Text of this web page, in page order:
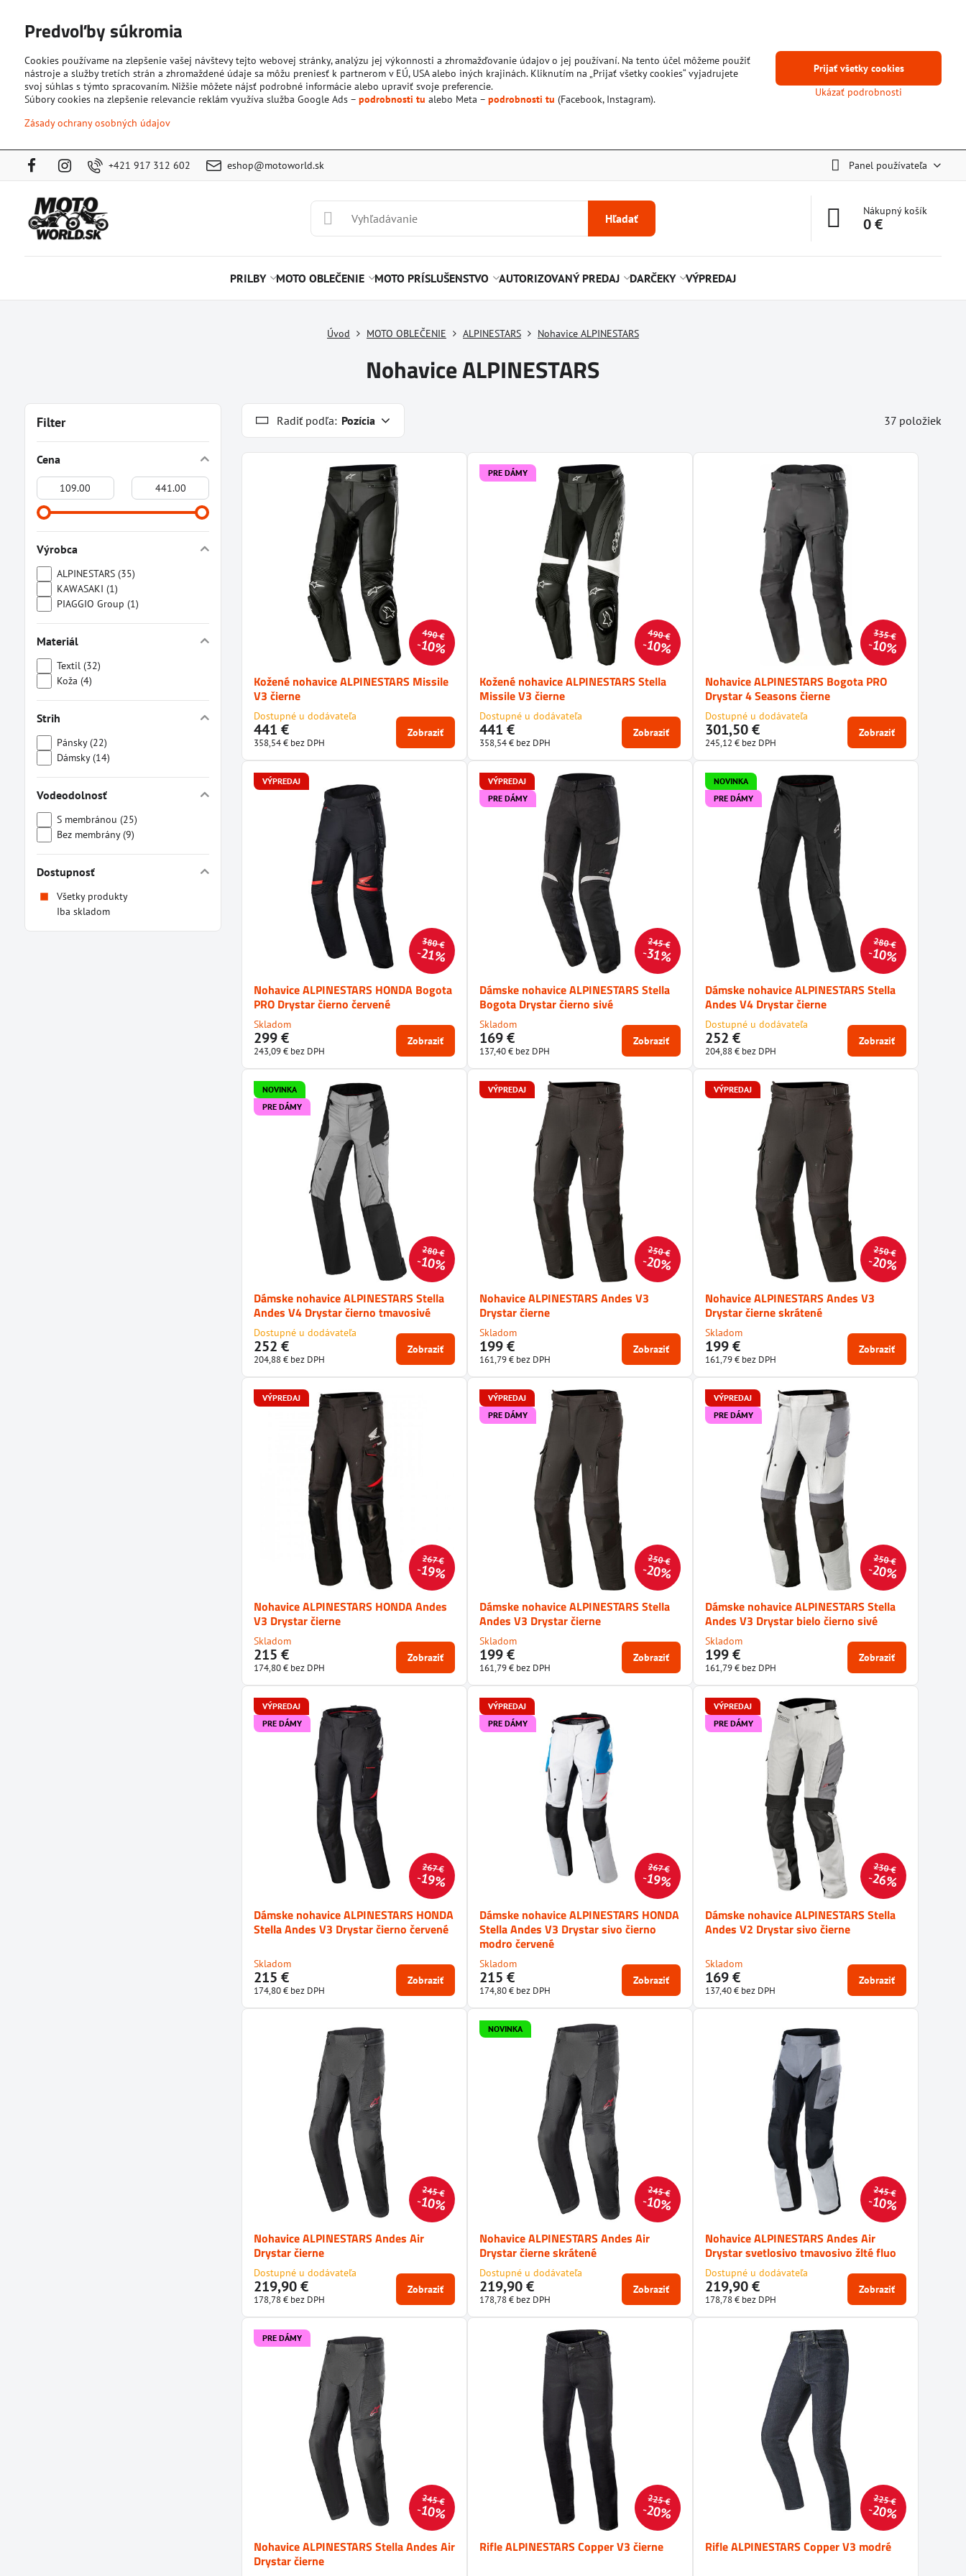
+421 917 312 602 eshop@motoworld.sk Panel používateľa
Hľadať
Nákupný košík
0 €
PRILBY MOTO OBLEČENIE MOTO PRÍSLUŠENSTVO AUTORIZOVANÝ PREDAJ DARČEKY VÝPREDAJ
Úvod MOTO OBLEČENIE ALPINESTARS Nohavice ALPINESTARS
Nohavice ALPINESTARS
Radiť podľa: Pozícia 37 položiek
490 €
10%
Kožené nohavice ALPINESTARS Missile
V3 čierne
Dostupné u dodávateľa
441 €
358,54 € bez DPH
Zobraziť
490 €
10%
PRE DÁMY
Kožené nohavice ALPINESTARS Stella
Missile V3 čierne
Dostupné u dodávateľa
441 €
358,54 € bez DPH
Zobraziť
335 €
10%
Nohavice ALPINESTARS Bogota PRO
Drystar 4 Seasons čierne
Dostupné u dodávateľa
301,50 €
245,12 € bez DPH
Zobraziť
380 €
21%
VÝPREDAJ
Nohavice ALPINESTARS HONDA Bogota
PRO Drystar čierno červené
Skladom
299 €
243,09 € bez DPH
Zobraziť
245 €
31%
VÝPREDAJ
PRE DÁMY
Dámske nohavice ALPINESTARS Stella
Bogota Drystar čierno sivé
Skladom
169 €
137,40 € bez DPH
Zobraziť
280 €
10%
NOVINKA
PRE DÁMY
Dámske nohavice ALPINESTARS Stella
Andes V4 Drystar čierne
Dostupné u dodávateľa
252 €
204,88 € bez DPH
Zobraziť
280 €
10%
NOVINKA
PRE DÁMY
Dámske nohavice ALPINESTARS Stella
Andes V4 Drystar čierno tmavosivé
Dostupné u dodávateľa
252 €
204,88 € bez DPH
Zobraziť
250 €
20%
VÝPREDAJ
Nohavice ALPINESTARS Andes V3
Drystar čierne
Skladom
199 €
161,79 € bez DPH
Zobraziť
250 €
20%
VÝPREDAJ
Nohavice ALPINESTARS Andes V3
Drystar čierne skrátené
Skladom
199 €
161,79 € bez DPH
Zobraziť
267 €
19%
VÝPREDAJ
Nohavice ALPINESTARS HONDA Andes
V3 Drystar čierne
Skladom
215 €
174,80 € bez DPH
Zobraziť
250 €
20%
VÝPREDAJ
PRE DÁMY
Dámske nohavice ALPINESTARS Stella
Andes V3 Drystar čierne
Skladom
199 €
161,79 € bez DPH
Zobraziť
250 €
20%
VÝPREDAJ
PRE DÁMY
Dámske nohavice ALPINESTARS Stella
Andes V3 Drystar bielo čierno sivé
Skladom
199 €
161,79 € bez DPH
Zobraziť
267 €
19%
VÝPREDAJ
PRE DÁMY
Dámske nohavice ALPINESTARS HONDA
Stella Andes V3 Drystar čierno červené
Skladom
215 €
174,80 € bez DPH
Zobraziť
267 €
19%
VÝPREDAJ
PRE DÁMY
Dámske nohavice ALPINESTARS HONDA
Stella Andes V3 Drystar sivo čierno
modro červené
Skladom
215 €
174,80 € bez DPH
Zobraziť
230 €
26%
VÝPREDAJ
PRE DÁMY
Dámske nohavice ALPINESTARS Stella
Andes V2 Drystar sivo čierne
Skladom
169 €
137,40 € bez DPH
Zobraziť
245 €
10%
Nohavice ALPINESTARS Andes Air
Drystar čierne
Dostupné u dodávateľa
219,90 €
178,78 € bez DPH
Zobraziť
245 €
10%
NOVINKA
Nohavice ALPINESTARS Andes Air
Drystar čierne skrátené
Dostupné u dodávateľa
219,90 €
178,78 € bez DPH
Zobraziť
245 €
10%
Nohavice ALPINESTARS Andes Air
Drystar svetlosivo tmavosivo žlté fluo
Dostupné u dodávateľa
219,90 €
178,78 € bez DPH
Zobraziť
245 €
10%
PRE DÁMY
Nohavice ALPINESTARS Stella Andes Air
Drystar čierne
225 €
20%
Rifle ALPINESTARS Copper V3 čierne
225 €
20%
Rifle ALPINESTARS Copper V3 modré
Filter
Cena
Od:
Do:
Výrobca
ALPINESTARS (35)
KAWASAKI (1)
PIAGGIO Group (1)
Materiál
Textil (32)
Koža (4)
Strih
Pánsky (22)
Dámsky (14)
Vodeodolnosť
S membránou (25)
Bez membrány (9)
Dostupnosť
Všetky produkty
Iba skladom
Predvoľby súkromia
Cookies používame na zlepšenie vašej návštevy tejto webovej stránky, analýzu jej výkonnosti a zhromažďovanie údajov o jej používaní. Na tento účel môžeme použiť
nástroje a služby tretích strán a zhromaždené údaje sa môžu preniesť k partnerom v EÚ, USA alebo iných krajinách. Kliknutím na „Prijať všetky cookies“ vyjadrujete
svoj súhlas s týmto spracovaním. Nižšie môžete nájsť podrobné informácie alebo upraviť svoje preferencie.
Súbory cookies na zlepšenie relevancie reklám využíva služba Google Ads – podrobnosti tu alebo Meta – podrobnosti tu (Facebook, Instagram).
Zásady ochrany osobných údajov
Ukázať podrobnosti
Prijať všetky cookies